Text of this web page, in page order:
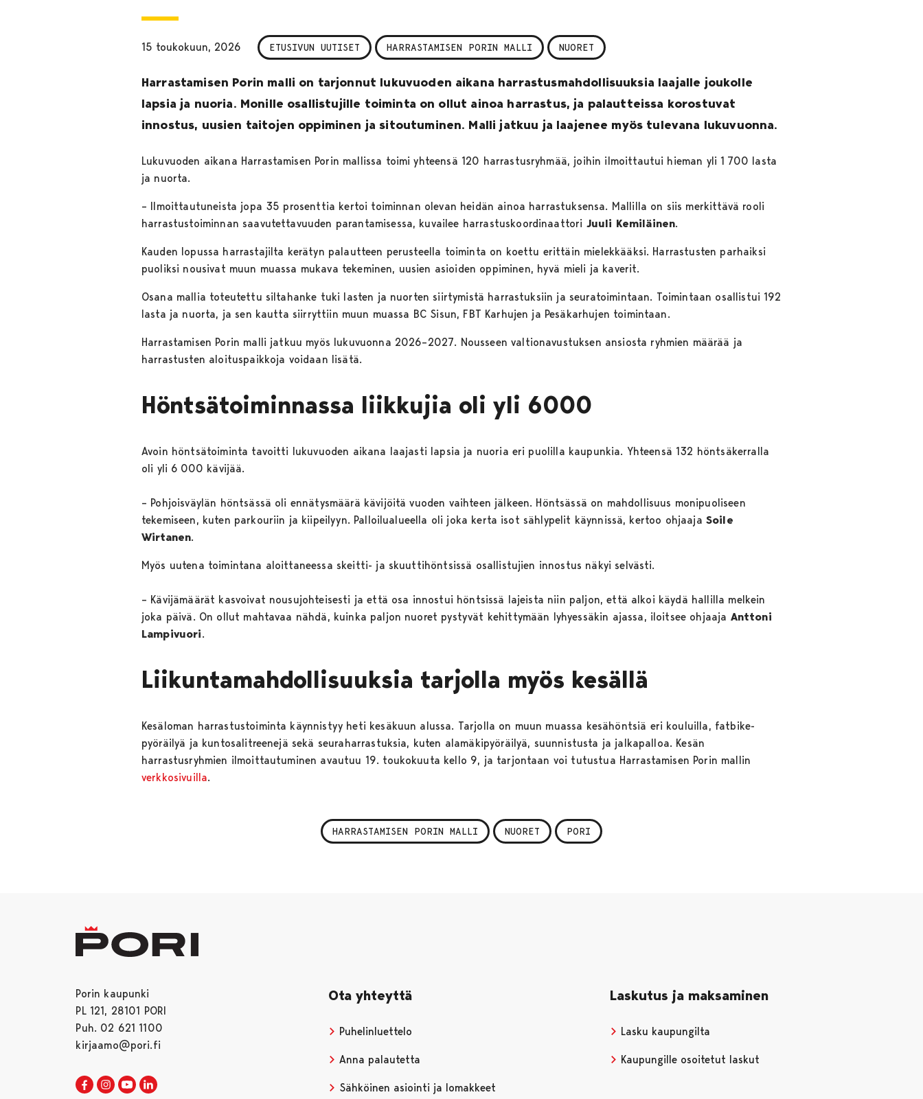
15 toukokuun, 2026 ETUSIVUN UUTISET HARRASTAMISEN PORIN MALLI NUORET
Harrastamisen Porin malli on tarjonnut lukuvuoden aikana harrastusmahdollisuuksia laajalle joukolle
lapsia ja nuoria. Monille osallistujille toiminta on ollut ainoa harrastus, ja palautteissa korostuvat
innostus, uusien taitojen oppiminen ja sitoutuminen. Malli jatkuu ja laajenee myös tulevana lukuvuonna.
Lukuvuoden aikana Harrastamisen Porin mallissa toimi yhteensä 120 harrastusryhmää, joihin ilmoittautui hieman yli 1 700 lasta
ja nuorta.
– Ilmoittautuneista jopa 35 prosenttia kertoi toiminnan olevan heidän ainoa harrastuksensa. Mallilla on siis merkittävä rooli
harrastustoiminnan saavutettavuuden parantamisessa, kuvailee harrastuskoordinaattori Juuli Kemiläinen.
Kauden lopussa harrastajilta kerätyn palautteen perusteella toiminta on koettu erittäin mielekkääksi. Harrastusten parhaiksi
puoliksi nousivat muun muassa mukava tekeminen, uusien asioiden oppiminen, hyvä mieli ja kaverit.
Osana mallia toteutettu siltahanke tuki lasten ja nuorten siirtymistä harrastuksiin ja seuratoimintaan. Toimintaan osallistui 192
lasta ja nuorta, ja sen kautta siirryttiin muun muassa BC Sisun, FBT Karhujen ja Pesäkarhujen toimintaan.
Harrastamisen Porin malli jatkuu myös lukuvuonna 2026–2027. Nousseen valtionavustuksen ansiosta ryhmien määrää ja
harrastusten aloituspaikkoja voidaan lisätä.
Höntsätoiminnassa liikkujia oli yli 6000
Avoin höntsätoiminta tavoitti lukuvuoden aikana laajasti lapsia ja nuoria eri puolilla kaupunkia. Yhteensä 132 höntsäkerralla
oli yli 6 000 kävijää.
– Pohjoisväylän höntsässä oli ennätysmäärä kävijöitä vuoden vaihteen jälkeen. Höntsässä on mahdollisuus monipuoliseen
tekemiseen, kuten parkouriin ja kiipeilyyn. Palloilualueella oli joka kerta isot sählypelit käynnissä, kertoo ohjaaja Soile
Wirtanen.
Myös uutena toimintana aloittaneessa skeitti- ja skuuttihöntsissä osallistujien innostus näkyi selvästi.
– Kävijämäärät kasvoivat nousujohteisesti ja että osa innostui höntsissä lajeista niin paljon, että alkoi käydä hallilla melkein
joka päivä. On ollut mahtavaa nähdä, kuinka paljon nuoret pystyvät kehittymään lyhyessäkin ajassa, iloitsee ohjaaja Anttoni
Lampivuori.
Liikuntamahdollisuuksia tarjolla myös kesällä
Kesäloman harrastustoiminta käynnistyy heti kesäkuun alussa. Tarjolla on muun muassa kesähöntsiä eri kouluilla, fatbike-
pyöräilyä ja kuntosalitreenejä sekä seuraharrastuksia, kuten alamäkipyöräilyä, suunnistusta ja jalkapalloa. Kesän
harrastusryhmien ilmoittautuminen avautuu 19. toukokuuta kello 9, ja tarjontaan voi tutustua Harrastamisen Porin mallin
verkkosivuilla.
HARRASTAMISEN PORIN MALLI NUORET PORI
Porin kaupunki
PL 121, 28101 PORI
Puh. 02 621 1100
kirjaamo@pori.fi
Porin kaupunki Facebookissa
Avautuu uudessa välilehdessä
Porin kaupunki Instagramissa
Avautuu uudessa välilehdessä
Porin kaupunki Youtubessa
Avautuu uudessa välilehdessä
Ota yhteyttä
Puhelinluettelo
Anna palautetta
Sähköinen asiointi ja lomakkeet
Laskutus ja maksaminen
Lasku kaupungilta
Kaupungille osoitetut laskut